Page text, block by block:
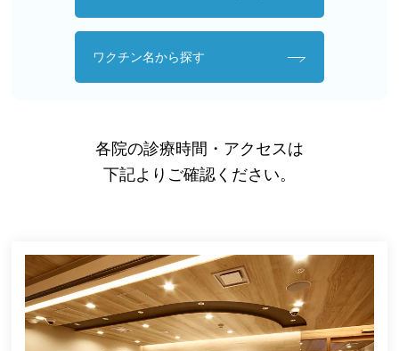
ワクチン名から探す
各院の診療時間・アクセスは
下記よりご確認ください。